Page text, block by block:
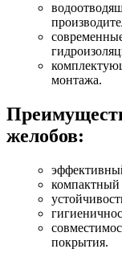
монтажа.
желобов:
компактный
покрытия.